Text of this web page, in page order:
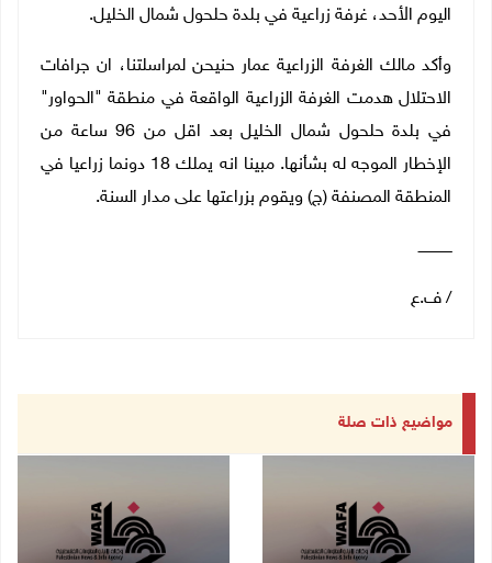
اليوم الأحد، غرفة زراعية في بلدة حلحول شمال الخليل.
وأكد مالك الغرفة الزراعية عمار حنيحن لمراسلتنا، ان جرافات
الاحتلال هدمت الغرفة الزراعية الواقعة في منطقة "الحواور"
في بلدة حلحول شمال الخليل بعد اقل من 96 ساعة من
الإخطار الموجه له بشأنها. مبينا انه يملك 18 دونما زراعيا في
المنطقة المصنفة (ج) ويقوم بزراعتها على مدار السنة.
ـــــــــــــــ
/ ف.ع
مواضيع ذات صلة